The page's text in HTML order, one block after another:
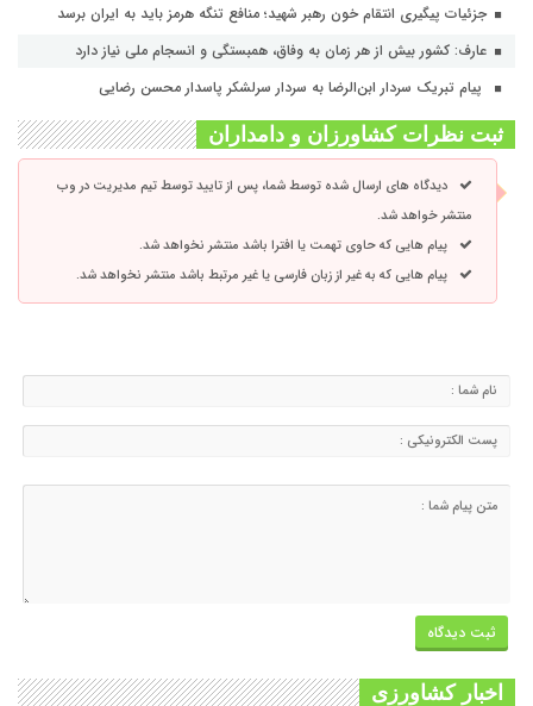
جزئیات پیگیری انتقام خون رهبر شهید؛ منافع تنگه هرمز باید به ایران برسد
عارف: کشور بیش از هر زمان به وفاق، همبستگی و انسجام ملی نیاز دارد
پیام تبریک سردار ابن‌الرضا به سردار سرلشکر پاسدار محسن رضایی
ثبت نظرات کشاورزان و دامداران
دیدگاه های ارسال شده توسط شما، پس از تایید توسط تیم مدیریت در وب
منتشر خواهد شد.
پیام هایی که حاوی تهمت یا افترا باشد منتشر نخواهد شد.
پیام هایی که به غیر از زبان فارسی یا غیر مرتبط باشد منتشر نخواهد شد.
اخبار کشاورزی